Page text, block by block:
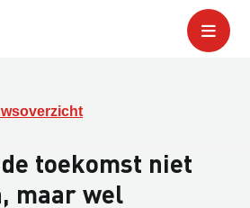
toekomst niet
maar wel